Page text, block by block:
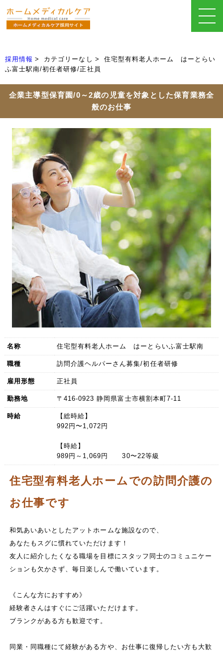
採用情報 カテゴリーなし
住宅型有料老人ホーム はーとらい
ふ富士駅南/初任者研修/正社員
企業主導型保育園/0～2歳の児童を対象とした保育業務全
般のお仕事
名称 住宅型有料老人ホーム はーとらいふ富士駅南
職種 訪問介護ヘルパーさん募集/初任者研修
雇用形態 正社員
勤務地 〒416-0923 静岡県富士市横割本町7-11
時給
【総時給】
992円〜1,072円
【時給】
989円～1,069円 30〜22等級
住宅型有料老人ホームでの訪問介護の
お仕事です
和気あいあいとしたアットホームな施設なので、
あなたもスグに慣れていただけます！
友人に紹介したくなる職場を目標にスタッフ同士のコミュニケー
ションも欠かさず、毎日楽しんで働いています。
《こんな方におすすめ》
経験者さんはすぐにご活躍いただけます。
ブランクがある方も歓迎です。
同業・同職種にて経験がある方や、お仕事に復帰したい方も大歓